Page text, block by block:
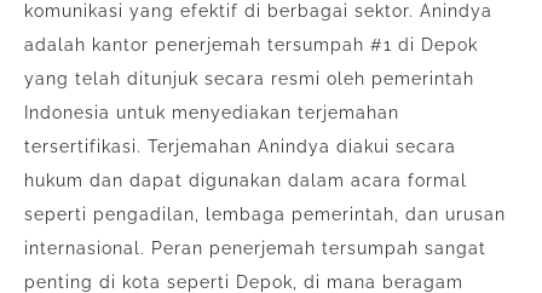
komunikasi yang efektif di berbagai sektor. Anindya
adalah kantor penerjemah tersumpah #1 di Depok
yang telah ditunjuk secara resmi oleh pemerintah
Indonesia untuk menyediakan terjemahan
tersertifikasi. Terjemahan Anindya diakui secara
hukum dan dapat digunakan dalam acara formal
seperti pengadilan, lembaga pemerintah, dan urusan
internasional. Peran penerjemah tersumpah sangat
penting di kota seperti Depok, di mana beragam